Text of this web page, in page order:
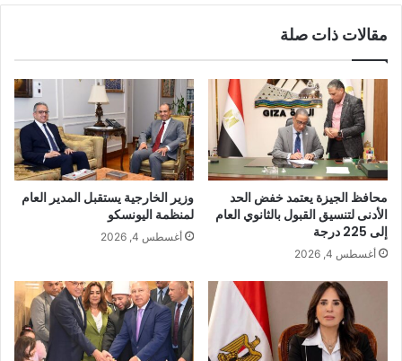
مقالات ذات صلة
محافظ الجيزة يعتمد خفض الحد
الأدنى لتنسيق القبول بالثانوي العام
إلى 225 درجة
أغسطس 4, 2026
وزير الخارجية يستقبل المدير العام
لمنظمة اليونسكو
أغسطس 4, 2026